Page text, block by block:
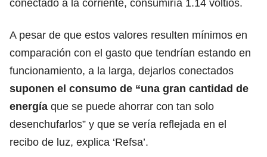
conectado a la corriente, consumiría 1.14 voltios.
A pesar de que estos valores resulten mínimos en
comparación con el gasto que tendrían estando en
funcionamiento, a la larga, dejarlos conectados
suponen el consumo de “una gran cantidad de
energía que se puede ahorrar con tan solo
desenchufarlos” y que se vería reflejada en el
recibo de luz, explica ‘Refsa’.